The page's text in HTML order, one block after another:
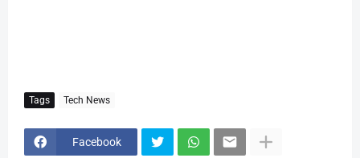
Tags Tech News
Facebook